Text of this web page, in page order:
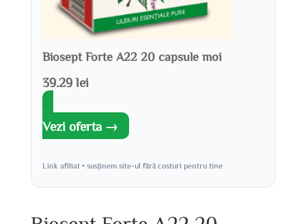
Biosept Forte A22 20 capsule moi
39.29 lei
Vezi oferta →
Link afiliat • susținem site-ul fără costuri pentru tine